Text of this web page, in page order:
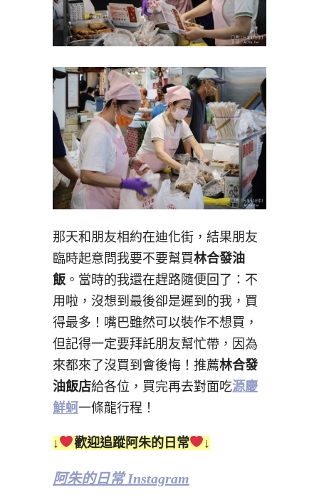
那天和朋友相約在迪化街，結果朋友
臨時起意問我要不要幫買林合發油
飯 。當時的我還在趕路隨便回了：不
用啦，沒想到最後卻是遲到的我，買
得最多！嘴巴雖然可以裝作不想買，
但記得一定要拜託朋友幫忙帶，因為
來都來了沒買到會後悔！推薦林合發
油飯店給各位，買完再去對面吃源慶
鮮蚵一條龍行程！
↓ 歡迎追蹤阿朱的日常 ↓
阿朱的日常 Instagram